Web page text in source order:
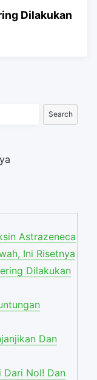
Dilakukan
Search
Astrazeneca
Ini Risetnya
Dilakukan
Dan
Dari Nol! Dan